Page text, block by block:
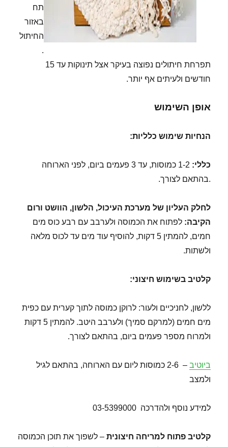
תח
באזור
החיתול
.
תפרחת חיתולים נפוצה בעיקר אצל תינוקות עד 15
חודשים ולעיתים אף יותר.
אופן השימוש
הנחיות שימוש כלליות:
כללי:
1-2 כמוסות, עד 3 פעמים ביום, לפני הארוחה
.בהתאם לצורך.
לחלק העליון של מערכת העיכול, הלשון, הוושט ורום
הקיבה:לפתוח את הכמוסה ולערבב עם רבע כוס מים
חמים, להמתין 5 דקות, להוסיף עוד מים עד לכוס מלאה
ולשתות.
קלטיב בשימוש חיצוני:
ללשון, לחניכיים ולעור: לרוקן כמוסה לתוך קערית עם כפית
מים חמים (למרקם סמיך) ולערבב היטב. להמתין 5 דקות
ולמרוח מספר פעמים ביום, בהתאם לצורך.
ביוטיב
– 2-6 כמוסות ליום עם הארוחה, בהתאם לגיל
ולמצב
למידע נוסף ולהדרכה 03-5399000
קלטיב פתוח למריחה חיצונית – לשפוך את תוכן הכמוסה